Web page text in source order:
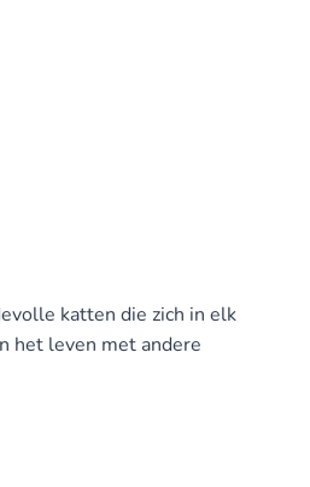
katten die zich in elk
het leven met andere